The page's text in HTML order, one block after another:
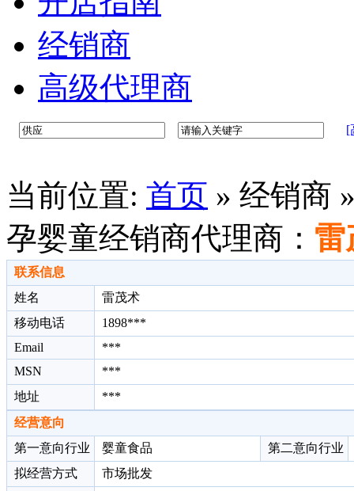
经销商
高级代理商
[
当前位置: 首页 » 经销商
孕婴童经销商代理商： 雷
联系信息
姓名
雷茂术
移动电话
1898***
Email
***
MSN
***
地址
***
经营意向
第一意向行业
婴童食品 第二意向行业
拟经营方式
市场批发